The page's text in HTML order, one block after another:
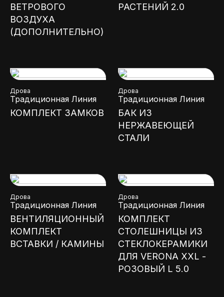
ВЕТРОВОГО
ВОЗДУХА
(ДОПОЛНИТЕЛЬНО)
РАСТЕНИЙ 2.0
Дрова
Традиционная Линия
КОМПЛЕКТ ЗАМКОВ
Дрова
Традиционная Линия
БАК ИЗ
НЕРЖАВЕЮЩЕЙ
СТАЛИ
Дрова
Традиционная Линия
ВЕНТИЛЯЦИОННЫЙ
КОМПЛЕКТ
ВСТАВКИ / КАМИНЫ
Дрова
Традиционная Линия
КОМПЛЕКТ
СТОЛЕШНИЦЫ ИЗ
СТЕКЛОКЕРАМИКИ
ДЛЯ VERONA XXL -
РОЗОВЫЙ L 5.0